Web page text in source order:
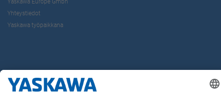
Yhteystiedot
Yaskawa työpaikkana
Seuraa meitä..